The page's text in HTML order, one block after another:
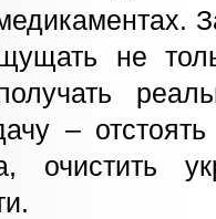
не
–
очистить